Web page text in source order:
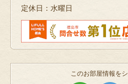
定休日：水曜日
このお部屋情報を